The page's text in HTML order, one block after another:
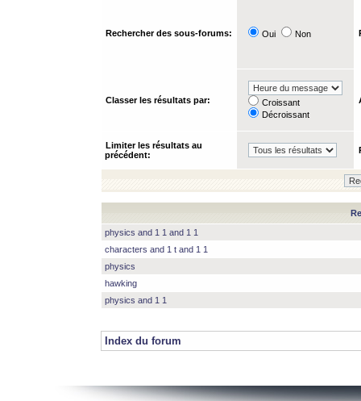
Rechercher des sous-forums: Oui Non
Classer les résultats par:
Croissant
Décroissant
Limiter les résultats au
précédent:
physics and 1 1 and 1 1
characters and 1 t and 1 1
physics
hawking
physics and 1 1
Index du forum